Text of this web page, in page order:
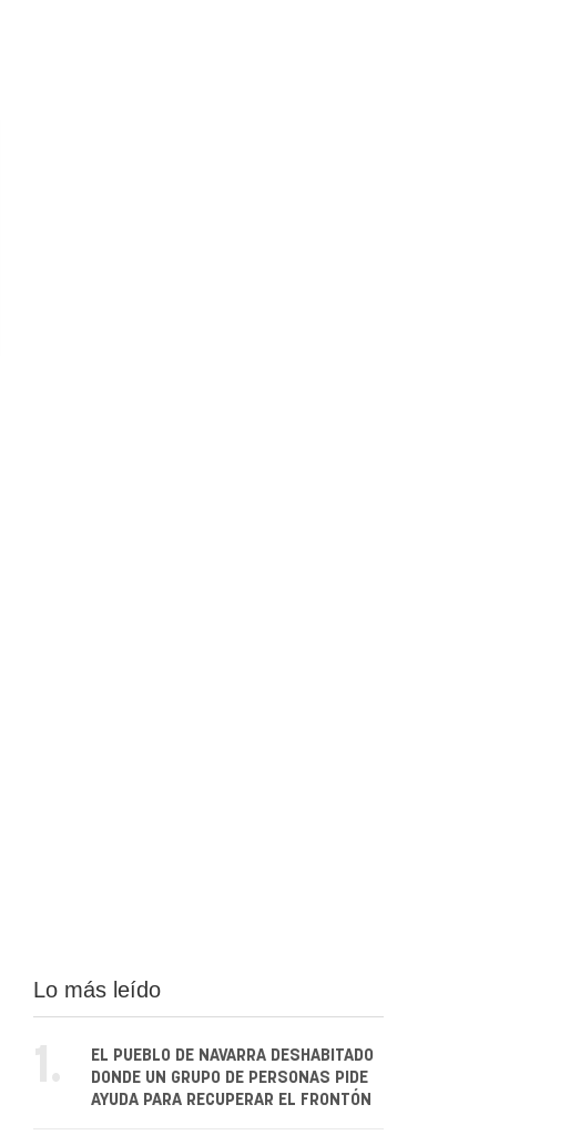
Lo más leído
1.
EL PUEBLO DE NAVARRA DESHABITADO
DONDE UN GRUPO DE PERSONAS PIDE
AYUDA PARA RECUPERAR EL FRONTÓN